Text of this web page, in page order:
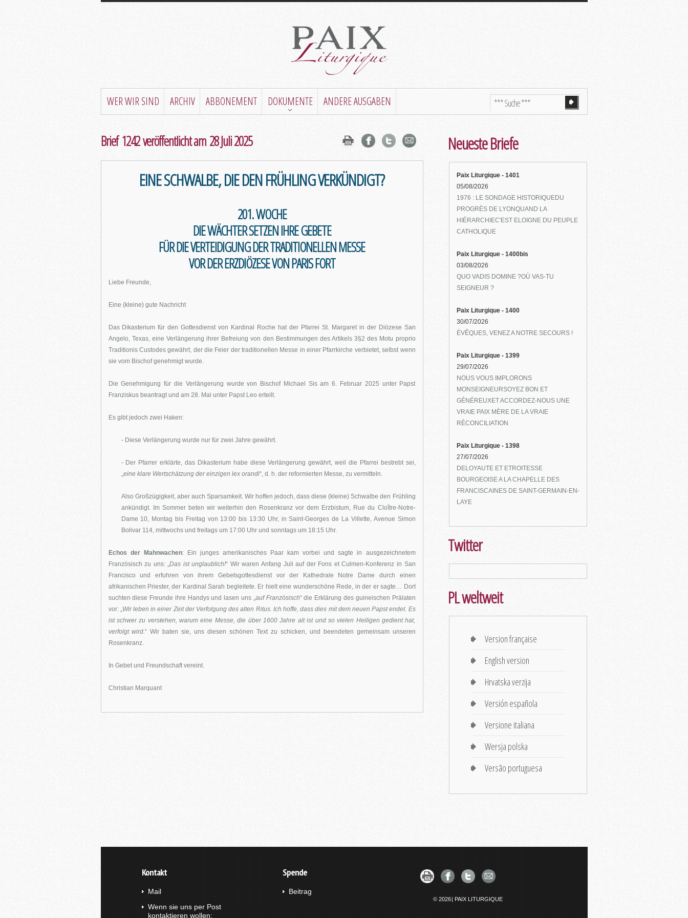
WER WIR SIND ARCHIV ABBONEMENT DOKUMENTE ANDERE AUSGABEN
Brief 1242 veröffentlicht am 28 Juli 2025
EINE SCHWALBE, DIE DEN FRÜHLING VERKÜNDIGT?
201. WOCHE
DIE WÄCHTER SETZEN IHRE GEBETE
FÜR DIE VERTEIDIGUNG DER TRADITIONELLEN MESSE
VOR DER ERZDIÖZESE VON PARIS FORT
Liebe Freunde,
Eine (kleine) gute Nachricht
Das Dikasterium für den Gottesdienst von Kardinal Roche hat der Pfarrei St. Margaret in der Diözese San
Angelo, Texas, eine Verlängerung ihrer Befreiung von den Bestimmungen des Artikels 3§2 des Motu proprio
Traditionis Custodes gewährt, der die Feier der traditionellen Messe in einer Pfarrkirche verbietet, selbst wenn
sie vom Bischof genehmigt wurde.
Die Genehmigung für die Verlängerung wurde von Bischof Michael Sis am 6. Februar 2025 unter Papst
Franziskus beantragt und am 28. Mai unter Papst Leo erteilt.
Es gibt jedoch zwei Haken:
- Diese Verlängerung wurde nur für zwei Jahre gewährt.
- Der Pfarrer erklärte, das Dikasterium habe diese Verlängerung gewährt, weil die Pfarrei bestrebt sei,
„eine klare Wertschätzung der einzigen lex orandi“, d. h. der reformierten Messe, zu vermitteln.
Also Großzügigkeit, aber auch Sparsamkeit. Wir hoffen jedoch, dass diese (kleine) Schwalbe den Frühling
ankündigt. Im Sommer beten wir weiterhin den Rosenkranz vor dem Erzbistum, Rue du Cloître-Notre-
Dame 10, Montag bis Freitag von 13:00 bis 13:30 Uhr, in Saint-Georges de La Villette, Avenue Simon
Bolivar 114, mittwochs und freitags um 17:00 Uhr und sonntags um 18:15 Uhr.
Echos der Mahnwachen: Ein junges amerikanisches Paar kam vorbei und sagte in ausgezeichnetem
Französisch zu uns: „Das ist unglaublich!“ Wir waren Anfang Juli auf der Fons et Culmen-Konferenz in San
Francisco und erfuhren von ihrem Gebetsgottesdienst vor der Kathedrale Notre Dame durch einen
afrikanischen Priester, der Kardinal Sarah begleitete. Er hielt eine wunderschöne Rede, in der er sagte… Dort
suchten diese Freunde ihre Handys und lasen uns „auf Französisch“ die Erklärung des guineischen Prälaten
vor: „Wir leben in einer Zeit der Verfolgung des alten Ritus. Ich hoffe, dass dies mit dem neuen Papst endet. Es
ist schwer zu verstehen, warum eine Messe, die über 1600 Jahre alt ist und so vielen Heiligen gedient hat,
verfolgt wird.“ Wir baten sie, uns diesen schönen Text zu schicken, und beendeten gemeinsam unseren
Rosenkranz.
In Gebet und Freundschaft vereint.
Christian Marquant
Neueste Briefe
Paix Liturgique - 1401
05/08/2026
1976 : LE SONDAGE HISTORIQUEDU
PROGRÈS DE LYONQUAND LA
HIÉRARCHIEC'EST ELOIGNE DU PEUPLE
CATHOLIQUE
Paix Liturgique - 1400bis
03/08/2026
QUO VADIS DOMINE ?OÙ VAS-TU
SEIGNEUR ?
Paix Liturgique - 1400
30/07/2026
ÉVÊQUES, VENEZ A NOTRE SECOURS !
Paix Liturgique - 1399
29/07/2026
NOUS VOUS IMPLORONS
MONSEIGNEURSOYEZ BON ET
GÉNÉREUXET ACCORDEZ-NOUS UNE
VRAIE PAIX MÈRE DE LA VRAIE
RÉCONCILIATION
Paix Liturgique - 1398
27/07/2026
DELOYAUTE ET ETROITESSE
BOURGEOISE A LA CHAPELLE DES
FRANCISCAINES DE SAINT-GERMAIN-EN-
LAYE
Twitter
PL weltweit
Version française
English version
Hrvatska verzija
Versión española
Versione italiana
Wersja polska
Versão portuguesa
Kontakt
Mail
Wenn sie uns per Post
kontaktieren wollen:
Spende
Beitrag
© 2026 | PAIX LITURGIQUE